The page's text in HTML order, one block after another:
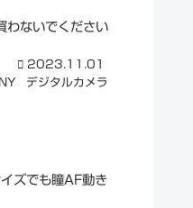
ないでください
2023.11.01
デジタルカメラ
ズでも瞳AF動き